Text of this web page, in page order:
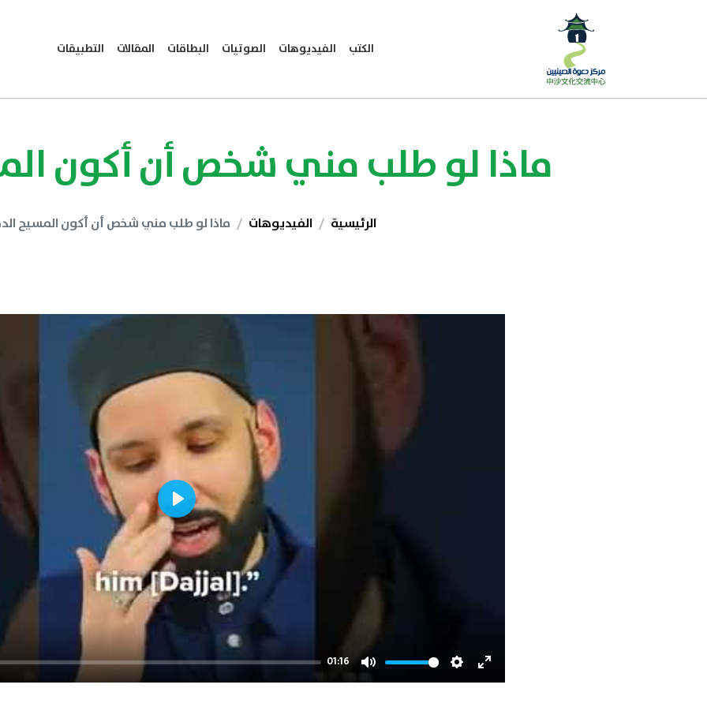
الكتب الفيديوهات الصوتيات البطاقات المقالات التطبيقات
ماذا لو طلب مني شخص أن أكون
الرئيسية الفيديوهات ماذا لو طلب مني شخص أن أكون المسيح
01:16
Mute Settings
Enter
Play